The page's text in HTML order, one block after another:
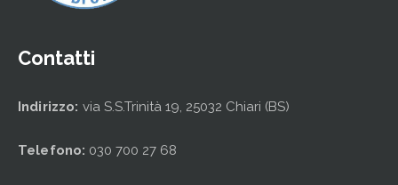
Contatti
Indirizzo: via S.S.Trinità 19, 25032 Chiari (BS)
Telefono: 030 700 27 68